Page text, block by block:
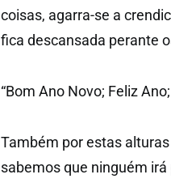
coisas, agarra-se a
fica descansada perante
“Bom Ano Novo; Feliz
Também por estas
sabemos que ninguém